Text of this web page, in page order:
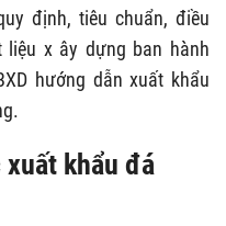
định, tiêu chuẩn, điều
liệu x ây dựng ban hành
hướng dẫn xuất khẩu
khẩu đá